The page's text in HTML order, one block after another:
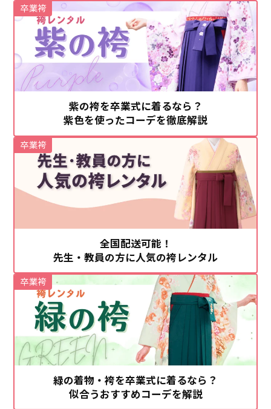
紫の袴を卒業式に着るなら？
紫色を使ったコーデを徹底解説
卒業袴
全国配送可能！
先生・教員の方に人気の袴レンタル
卒業袴
緑の着物・袴を卒業式に着るなら？
似合うおすすめコーデを解説
卒業袴